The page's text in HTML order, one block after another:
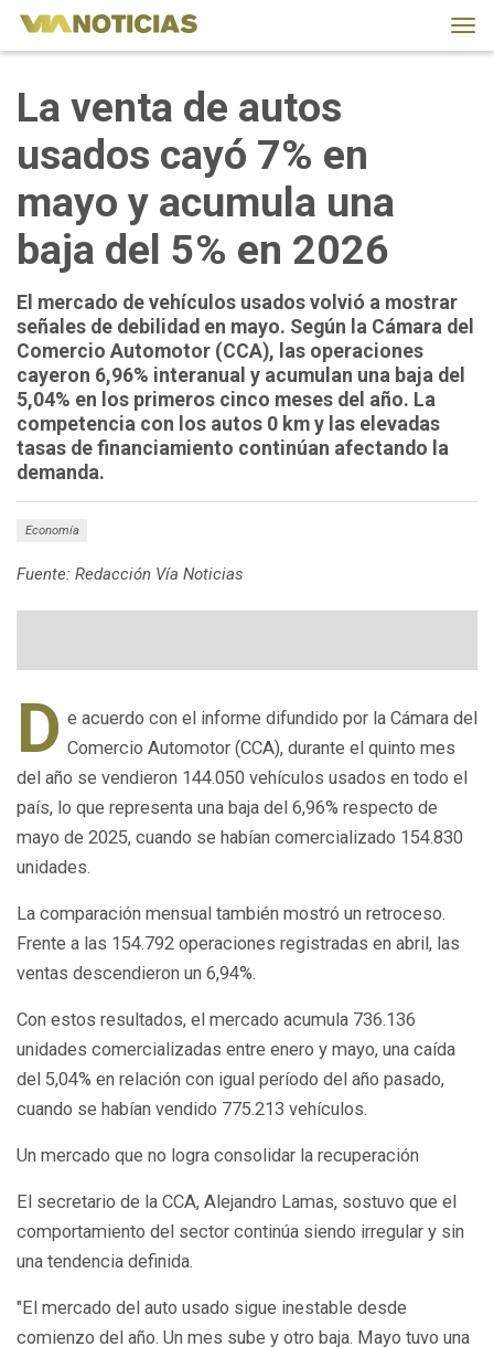
La venta de autos
usados cayó 7% en
mayo y acumula una
baja del 5% en 2026
El mercado de vehículos usados volvió a mostrar
señales de debilidad en mayo. Según la Cámara del
Comercio Automotor (CCA), las operaciones
cayeron 6,96% interanual y acumulan una baja del
5,04% en los primeros cinco meses del año. La
competencia con los autos 0 km y las elevadas
tasas de financiamiento continúan afectando la
demanda.
Economía
Fuente: Redacción Vía Noticias
D e acuerdo con el informe difundido por la Cámara del
Comercio Automotor (CCA), durante el quinto mes
del año se vendieron 144.050 vehículos usados en todo el
país, lo que representa una baja del 6,96% respecto de
mayo de 2025, cuando se habían comercializado 154.830
unidades.
La comparación mensual también mostró un retroceso.
Frente a las 154.792 operaciones registradas en abril, las
ventas descendieron un 6,94%.
Con estos resultados, el mercado acumula 736.136
unidades comercializadas entre enero y mayo, una caída
del 5,04% en relación con igual período del año pasado,
cuando se habían vendido 775.213 vehículos.
Un mercado que no logra consolidar la recuperación
El secretario de la CCA, Alejandro Lamas, sostuvo que el
comportamiento del sector continúa siendo irregular y sin
una tendencia definida.
"El mercado del auto usado sigue inestable desde
comienzo del año. Un mes sube y otro baja. Mayo tuvo una